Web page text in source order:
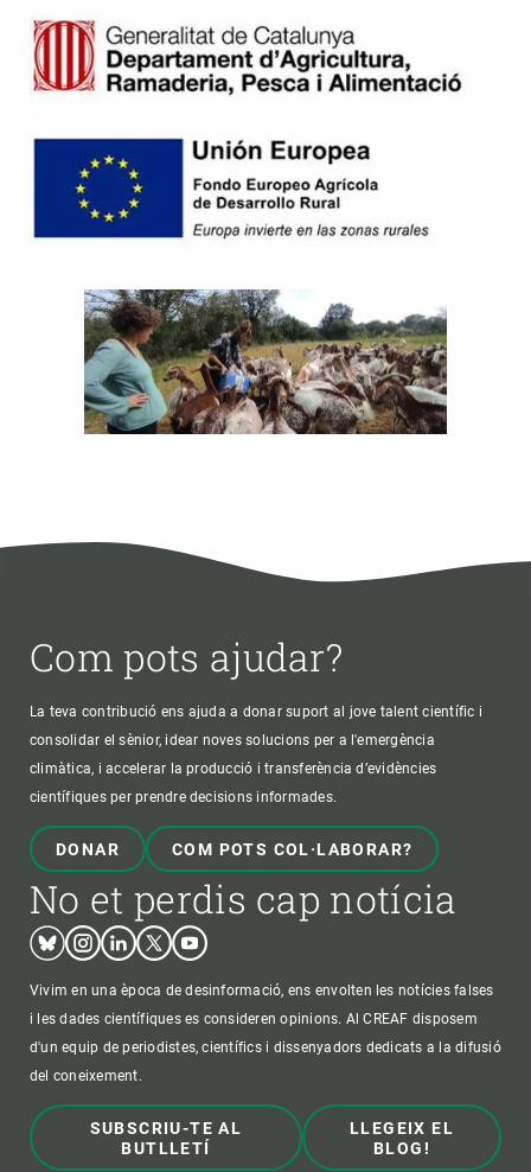
Com pots ajudar?
La teva contribució ens ajuda a donar suport al jove talent científic i
consolidar el sènior, idear noves solucions per a l'emergència
climàtica, i accelerar la producció i transferència d’evidències
científiques per prendre decisions informades.
DONAR COM POTS COL·LABORAR?
No et perdis cap notícia
BlueskyInstagram
LinkedinTwitterYoutube
Vivim en una època de desinformació, ens envolten les notícies falses
i les dades científiques es consideren opinions. Al CREAF disposem
d'un equip de periodistes, científics i dissenyadors dedicats a la difusió
del coneixement.
SUBSCRIU-TE AL
BUTLLETÍ
LLEGEIX EL
BLOG!